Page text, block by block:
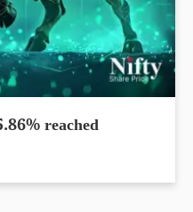
reached